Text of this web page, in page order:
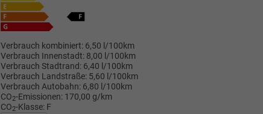
Verbrauch kombiniert: 6,50 l/100km
Verbrauch Innenstadt: 8,00 l/100km
Verbrauch Stadtrand: 6,40 l/100km
Verbrauch Landstraße: 5,60 l/100km
Verbrauch Autobahn: 6,80 l/100km
CO2-Emissionen: 170,00 g/km
CO2-Klasse: F